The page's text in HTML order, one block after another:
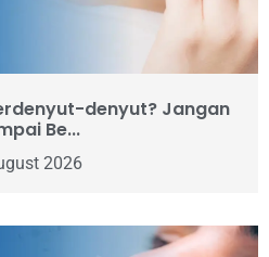
denyut? Jangan
Be...
2026